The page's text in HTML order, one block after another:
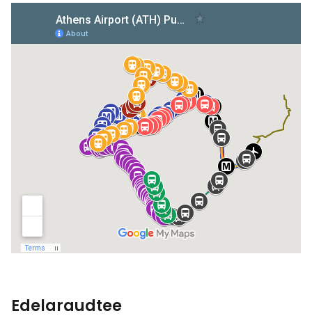
Edelaraudtee